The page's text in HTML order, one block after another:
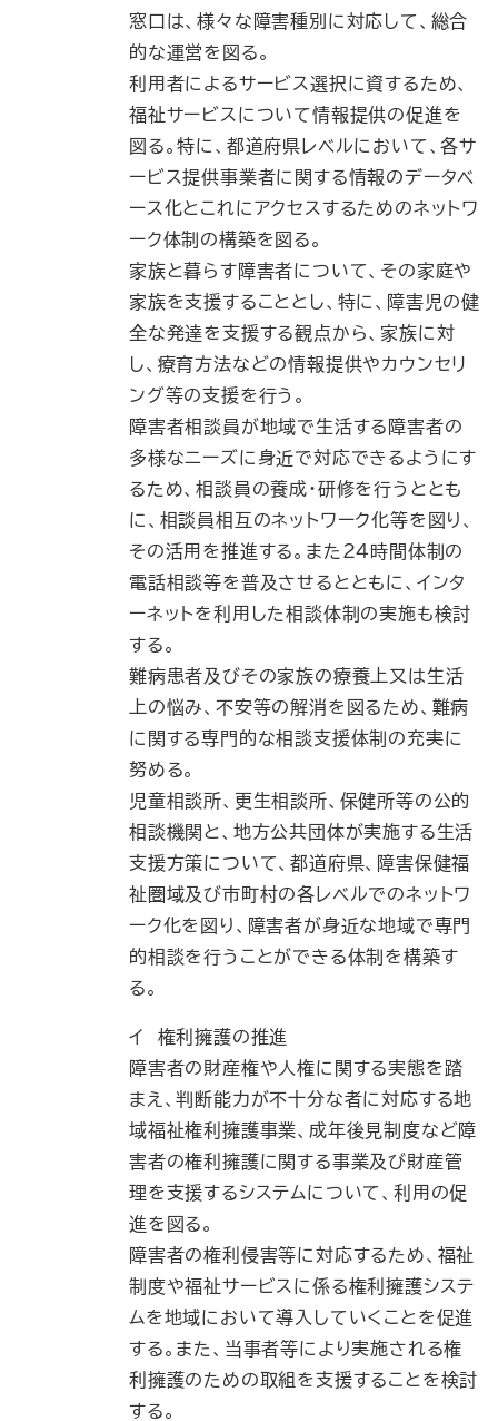
窓口は、様々な障害種別に対応して、総合
的な運営を図る。
利用者によるサービス選択に資するため、
福祉サービスについて情報提供の促進を
図る。特に、都道府県レベルにおいて、各サ
ービス提供事業者に関する情報のデータベ
ース化とこれにアクセスするためのネットワ
ーク体制の構築を図る。
家族と暮らす障害者について、その家庭や
家族を支援することとし、特に、障害児の健
全な発達を支援する観点から、家族に対
し、療育方法などの情報提供やカウンセリ
ング等の支援を行う。
障害者相談員が地域で生活する障害者の
多様なニーズに身近で対応できるようにす
るため、相談員の養成・研修を行うととも
に、相談員相互のネットワーク化等を図り、
その活用を推進する。また24時間体制の
電話相談等を普及させるとともに、インタ
ーネットを利用した相談体制の実施も検討
する。
難病患者及びその家族の療養上又は生活
上の悩み、不安等の解消を図るため、難病
に関する専門的な相談支援体制の充実に
努める。
児童相談所、更生相談所、保健所等の公的
相談機関と、地方公共団体が実施する生活
支援方策について、都道府県、障害保健福
祉圏域及び市町村の各レベルでのネットワ
ーク化を図り、障害者が身近な地域で専門
的相談を行うことができる体制を構築す
る。
イ 権利擁護の推進
障害者の財産権や人権に関する実態を踏
まえ、判断能力が不十分な者に対応する地
域福祉権利擁護事業、成年後見制度など障
害者の権利擁護に関する事業及び財産管
理を支援するシステムについて、利用の促
進を図る。
障害者の権利侵害等に対応するため、福祉
制度や福祉サービスに係る権利擁護システ
ムを地域において導入していくことを促進
する。また、当事者等により実施される権
利擁護のための取組を支援することを検討
する。